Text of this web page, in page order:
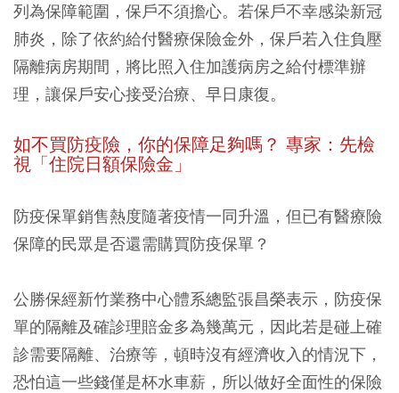
列為保障範圍，保戶不須擔心。若保戶不幸感染新冠
肺炎，除了依約給付醫療保險金外，保戶若入住負壓
隔離病房期間，將比照入住加護病房之給付標準辦
理，讓保戶安心接受治療、早日康復。
如不買防疫險，你的保障足夠嗎？ 專家：先檢
視「住院日額保險金」
防疫保單銷售熱度隨著疫情一同升溫，但已有醫療險
保障的民眾是否還需購買防疫保單？
公勝保經新竹業務中心體系總監張昌榮表示，防疫保
單的隔離及確診理賠金多為幾萬元，因此若是碰上確
診需要隔離、治療等，頓時沒有經濟收入的情況下，
恐怕這一些錢僅是杯水車薪，所以做好全面性的保險